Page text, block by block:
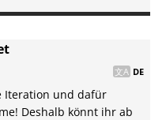
DE
Iteration und dafür
Deshalb könnt ihr ab